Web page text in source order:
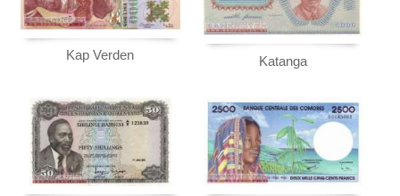
Westafrikanische Staaten
Zaire
Zentralafrikanische Republik
Zimbabwe
Kap Verden Katanga